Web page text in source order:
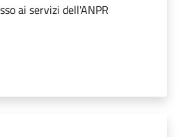
ai servizi dell'ANPR